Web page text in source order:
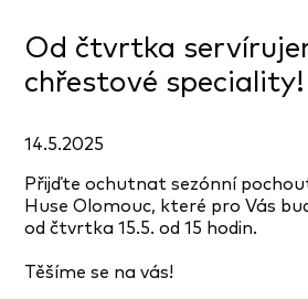
Od čtvrtka
chřestové speciality!
14.5.2025
Přijďte ochutnat sezónní
Huse Olomouc, které pro Vás
od čtvrtka 15.5. od 15 hodin.
Těšíme se na vás!